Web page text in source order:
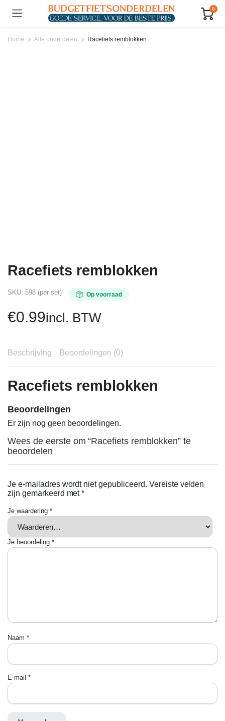
0
Home Alle onderdelen Racefiets remblokken
Racefiets remblokken
SKU: 598 (per set) Op voorraad
€0.99incl. BTW
Beschrijving Beoordelingen (0)
Racefiets remblokken
Beoordelingen
Er zijn nog geen beoordelingen.
Wees de eerste om “Racefiets remblokken” te
beoordelen
Je e-mailadres wordt niet gepubliceerd. Vereiste velden
zijn gemarkeerd met*
Je waardering *
Je beoordeling *
Naam *
E-mail *